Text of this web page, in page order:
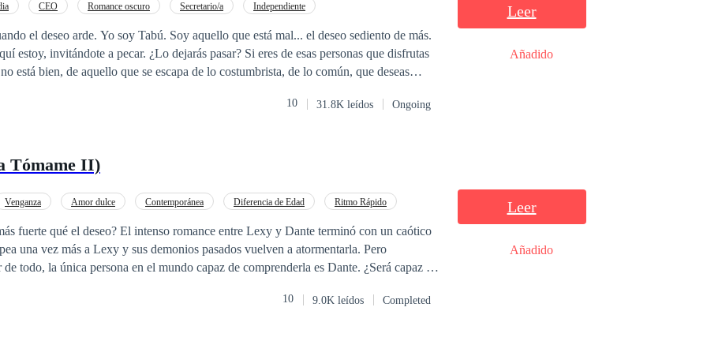
CEO Romance oscuro Secretario/a
Independiente
que está mal... el deseo sediento de más.
está bien, de aquello que se escapa de lo costumbrista, de lo común, que deseas
mero y pecaminoso Tabú. Historia con contenido BDSM, Relaciones
o inspirarte en esta novela pide permiso con anterioridad. Obra registrada ante
10 31.8K leídos Ongoing
Leer
Añadido
Tómame II)
Venganza Amor dulce Contemporánea Diferencia de Edad
Ritmo Rápido
romance entre Lexy y Dante terminó con un caótico
la única persona en el mundo capaz de comprenderla es Dante. ¿Será capaz de
10 9.0K leídos Completed
Leer
Añadido